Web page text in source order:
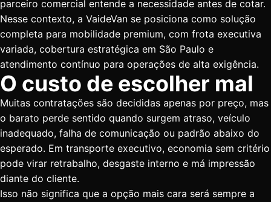
parceiro comercial entende a necessidade antes de cotar.
Nesse contexto, a VaideVan se posiciona como solução
completa para mobilidade premium, com frota executiva
variada, cobertura estratégica em São Paulo e
atendimento contínuo para operações de alta exigência.
O custo de escolher mal
Muitas contratações são decididas apenas por preço, mas
o barato perde sentido quando surgem atraso, veículo
inadequado, falha de comunicação ou padrão abaixo do
esperado. Em transporte executivo, economia sem critério
pode virar retrabalho, desgaste interno e má impressão
diante do cliente.
Isso não significa que a opção mais cara será sempre a